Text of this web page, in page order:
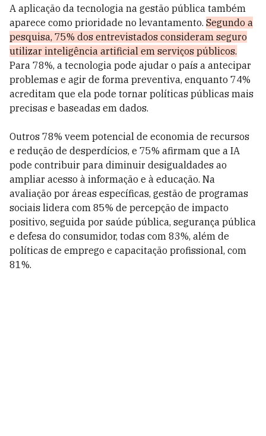
A aplicação da tecnologia na gestão pública também
aparece como prioridade no levantamento. Segundo a
pesquisa, 75% dos entrevistados consideram seguro
utilizar inteligência artificial em serviços públicos.
Para 78%, a tecnologia pode ajudar o país a antecipar
problemas e agir de forma preventiva, enquanto 74%
acreditam que ela pode tornar políticas públicas mais
precisas e baseadas em dados.
Outros 78% veem potencial de economia de recursos
e redução de desperdícios, e 75% afirmam que a IA
pode contribuir para diminuir desigualdades ao
ampliar acesso à informação e à educação. Na
avaliação por áreas específicas, gestão de programas
sociais lidera com 85% de percepção de impacto
positivo, seguida por saúde pública, segurança pública
e defesa do consumidor, todas com 83%, além de
políticas de emprego e capacitação profissional, com
81%.